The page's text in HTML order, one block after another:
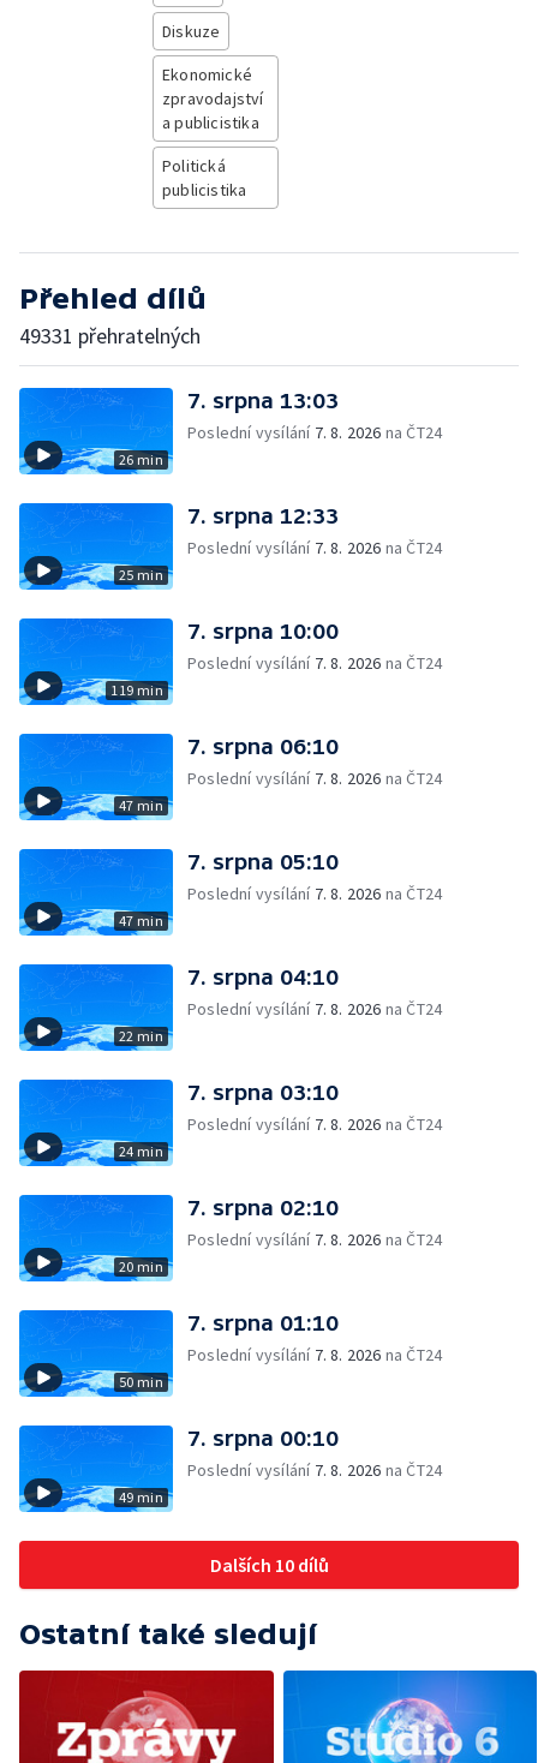
Diskuze
Ekonomické
zpravodajství
a publicistika
Politická
publicistika
Přehled dílů
49331 přehratelných
26 min
7. srpna 13:03
Poslední vysílání 7. 8. 2026 na ČT24
25 min
7. srpna 12:33
Poslední vysílání 7. 8. 2026 na ČT24
119 min
7. srpna 10:00
Poslední vysílání 7. 8. 2026 na ČT24
47 min
7. srpna 06:10
Poslední vysílání 7. 8. 2026 na ČT24
47 min
7. srpna 05:10
Poslední vysílání 7. 8. 2026 na ČT24
22 min
7. srpna 04:10
Poslední vysílání 7. 8. 2026 na ČT24
24 min
7. srpna 03:10
Poslední vysílání 7. 8. 2026 na ČT24
20 min
7. srpna 02:10
Poslední vysílání 7. 8. 2026 na ČT24
50 min
7. srpna 01:10
Poslední vysílání 7. 8. 2026 na ČT24
49 min
7. srpna 00:10
Poslední vysílání 7. 8. 2026 na ČT24
Dalších 10 dílů
Ostatní také sledují